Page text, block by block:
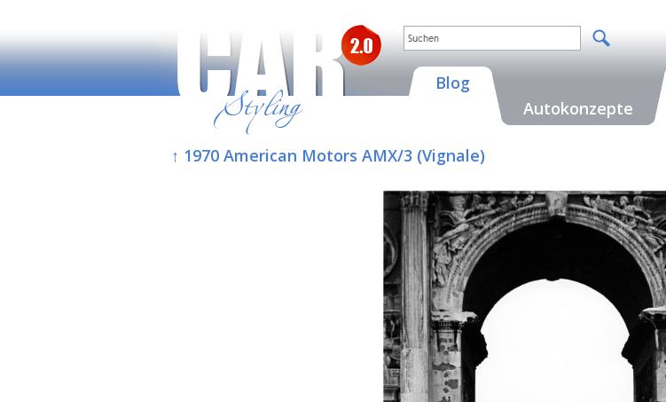
Blog
Autokonzepte
↑ 1970 American Motors AMX/3 (Vignale)